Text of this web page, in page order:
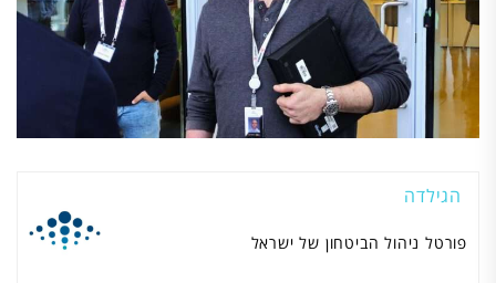
הגילדה
פורטל ניהול הביטחון של ישראל